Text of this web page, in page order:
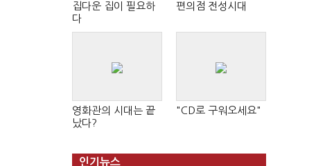
집다운 집이 필요하
다
편의점 전성시대
영화관의 시대는 끝
났다?
"CD로 구워오세요"
인기뉴스